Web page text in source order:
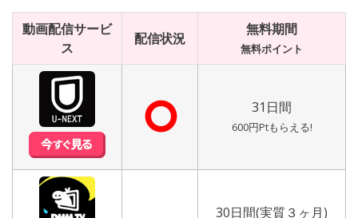
動画配信サービ
ス
配信状況
無料期間
無料ポイント
⭘ 31日間
600円Ptもらえる!
30日間(実質３ヶ月)